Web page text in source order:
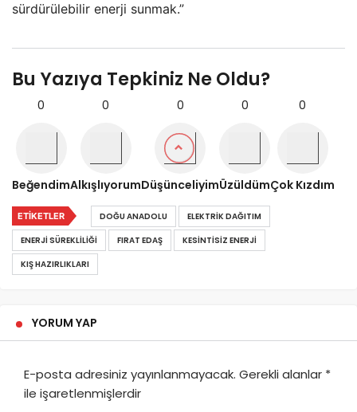
sürdürülebilir enerji sunmak.”
Bu Yazıya Tepkiniz Ne Oldu?
0
Beğendim
0
Alkışlıyorum
0
Düşünceliyim
0
Üzüldüm
0
Çok Kızdım
ETIKETLER DOĞU ANADOLU
ELEKTRIK DAĞITIM
ENERJI SÜREKLILIĞI
FIRAT EDAŞ
KESINTISIZ ENERJI
KIŞ HAZIRLIKLARI
YORUM YAP
E-posta adresiniz yayınlanmayacak. Gerekli alanlar *
ile işaretlenmişlerdir